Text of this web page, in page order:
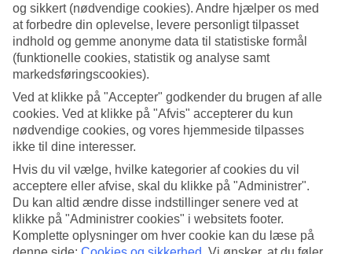
Sevillaer Andalusiens hovedstad og regionens kulturelle
centrum. Byen bliver ofte kaldt for en af Spaniens smukkeste
byer, fordi den byder på både store historiske seværdigheder,
fascinerende kulturelle begivenheder, stemningsfulde
småveje og palmeomkransede torve. Det storslåedeAlcázar
Slottårner sig op over byen og minder alle besøgende om
fortidens herlighed og pragt.
Besøg Sevillas mest berømte plads, Plaza de España, og lad
dig betage af de smukke mosaikfresker, der dekorerer
pladsen og gnistrer under solens stråler. Om aftenen kan du
læne dig tilbage og nyde lækre tapasretter i en af ​​byens
og sikkert (nødvendige cookies). Andre hjælper os med
at forbedre din oplevelse, levere personligt tilpasset
indhold og gemme anonyme data til statistiske formål
(funktionelle cookies, statistik og analyse samt
markedsføringscookies).
Ved at klikke på "Accepter" godkender du brugen af alle
cookies. Ved at klikke på "Afvis" accepterer du kun
nødvendige cookies, og vores hjemmeside tilpasses
ikke til dine interesser.
Hvis du vil vælge, hvilke kategorier af cookies du vil
acceptere eller afvise, skal du klikke på "Administrer".
Du kan altid ændre disse indstillinger senere ved at
klikke på "Administrer cookies" i websitets footer.
Komplette oplysninger om hver cookie kan du læse på